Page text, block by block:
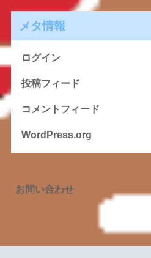
メタ情報
ログイン
投稿フィード
コメントフィード
WordPress.org
お問い合わせ